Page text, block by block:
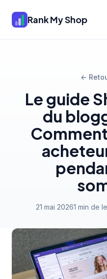
Rank My Shop
←
Le guide
du
21 mai 20261 min de